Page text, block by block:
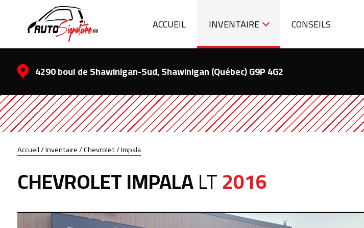
ACCUEIL INVENTAIRE CONSEILS
4290 boul de Shawinigan-Sud, Shawinigan (Québec) G9P 4G2
Accueil/Inventaire/Chevrolet/Impala
CHEVROLETIMPALALT2016